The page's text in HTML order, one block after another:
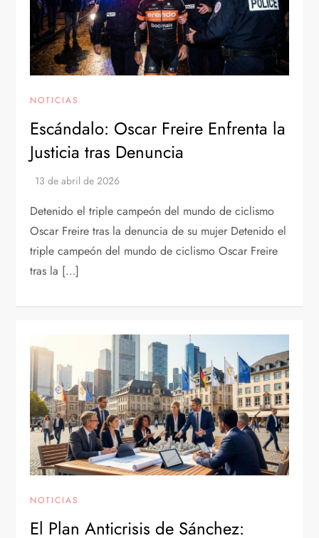
NOTICIAS
Escándalo: Oscar Freire Enfrenta la
Justicia tras Denuncia
Detenido el triple campeón del mundo de ciclismo
Oscar Freire tras la denuncia de su mujer Detenido el
triple campeón del mundo de ciclismo Oscar Freire
tras la […]
NOTICIAS
El Plan Anticrisis de Sánchez: